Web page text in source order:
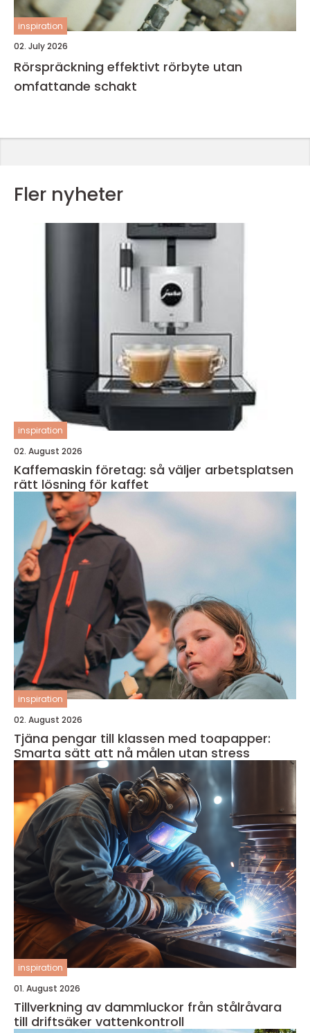
inspiration
02. July 2026
Rörspräckning effektivt rörbyte utan
omfattande schakt
Fler nyheter
inspiration
02. August 2026
Kaffemaskin företag: så väljer arbetsplatsen
rätt lösning för kaffet
inspiration
02. August 2026
Tjäna pengar till klassen med toapapper:
Smarta sätt att nå målen utan stress
inspiration
01. August 2026
Tillverkning av dammluckor från stålråvara
till driftsäker vattenkontroll